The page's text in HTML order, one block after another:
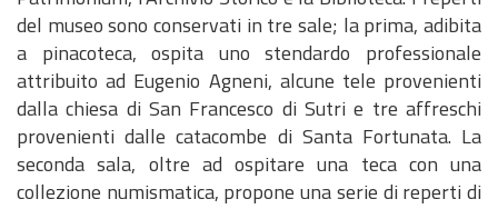
del museo sono conservati in tre sale; la prima, adibita
a pinacoteca, ospita uno stendardo professionale
attribuito ad Eugenio Agneni, alcune tele provenienti
dalla chiesa di San Francesco di Sutri e tre affreschi
provenienti dalle catacombe di Santa Fortunata. La
seconda sala, oltre ad ospitare una teca con una
collezione numismatica, propone una serie di reperti di